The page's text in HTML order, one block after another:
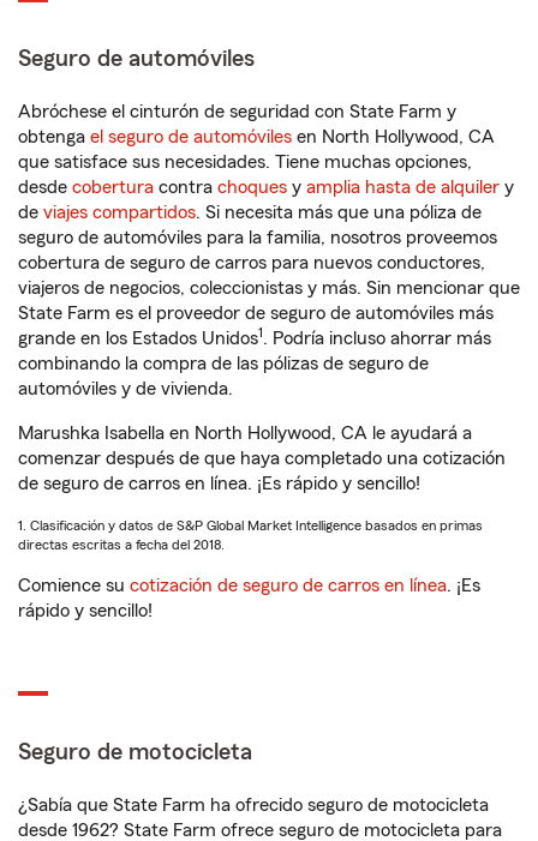
Seguro de automóviles
Abróchese el cinturón de seguridad con State Farm y
obtenga el seguro de automóviles en North Hollywood, CA
que satisface sus necesidades. Tiene muchas opciones,
desde cobertura contra choques y amplia hasta de alquiler y
de viajes compartidos. Si necesita más que una póliza de
seguro de automóviles para la familia, nosotros proveemos
cobertura de seguro de carros para nuevos conductores,
viajeros de negocios, coleccionistas y más. Sin mencionar que
State Farm es el proveedor de seguro de automóviles más
grande en los Estados Unidos1. Podría incluso ahorrar más
combinando la compra de las pólizas de seguro de
automóviles y de vivienda.
Marushka Isabella en North Hollywood, CA le ayudará a
comenzar después de que haya completado una cotización
de seguro de carros en línea. ¡Es rápido y sencillo!
1. Clasificación y datos de S&P Global Market Intelligence basados en primas
directas escritas a fecha del 2018.
Comience su cotización de seguro de carros en línea. ¡Es
rápido y sencillo!
Seguro de motocicleta
¿Sabía que State Farm ha ofrecido seguro de motocicleta
desde 1962? State Farm ofrece seguro de motocicleta para